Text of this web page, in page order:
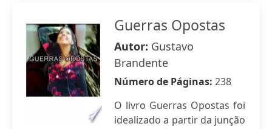
Guerras Opostas
Autor: Gustavo
Brandente
Número de Páginas: 238
O livro Guerras Opostas foi
idealizado a partir da junção